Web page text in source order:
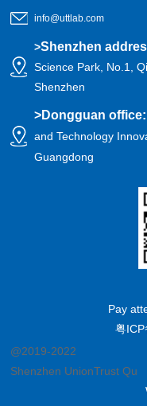
info@uttlab.com
>Shenzhen
Science Park, No.1,
Shenzhen
>Dongguan
and Technology
Guangdong
Pay
粤
@2019-2022
Shenzhen UnionTrust